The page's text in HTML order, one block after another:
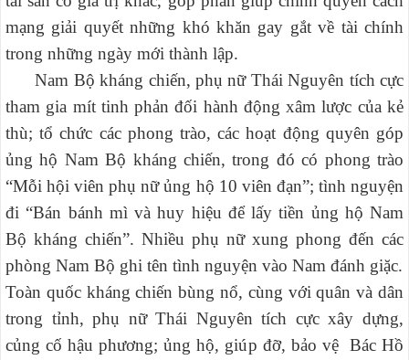
mạng giải quyết những khó khăn gay gắt về tài chính
trong những ngày mới thành lập.
Nam Bộ kháng chiến, phụ nữ Thái Nguyên tích cực
tham gia mít tinh phản đối hành động xâm lược của kẻ
thù; tổ chức các phong trào, các hoạt động quyên góp
ủng hộ Nam Bộ kháng chiến, trong đó có phong trào
“Mỗi hội viên phụ nữ ủng hộ 10 viên đạn”; tình nguyện
đi “Bán bánh mì và huy hiệu để lấy tiền ủng hộ Nam
Bộ kháng chiến”. Nhiều phụ nữ xung phong đến các
phòng Nam Bộ ghi tên tình nguyện vào Nam đánh giặc.
Toàn quốc kháng chiến bùng nổ, cùng với quân và dân
trong tỉnh, phụ nữ Thái Nguyên tích cực xây dựng,
củng cố hậu phương; ủng hộ, giúp đỡ, bảo vệ Bác Hồ